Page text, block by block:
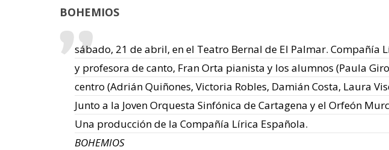
BOHEMIOS
sábado, 21 de abril, en el Teatro Bernal de El Palmar. Compañía
y profesora de canto, Fran Orta pianista y los alumnos (Paula
centro (Adrián Quiñones, Victoria Robles, Damián Costa, Laura
Junto a la Joven Orquesta Sinfónica de Cartagena y el Orfeón
Una producción de la Compañía Lírica Española.
BOHEMIOS